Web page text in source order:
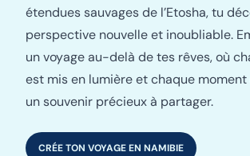
étendues sauvages de l’Etosha, tu
perspective nouvelle et inoubliable.
un voyage au-delà de tes rêves, où
est mis en lumière et chaque
un souvenir précieux à partager.
CRÉE TON VOYAGE EN NAMIBIE